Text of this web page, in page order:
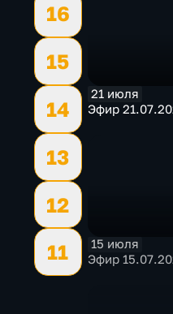
16
15
14
13
12
11
21 июля
Эфир
15 июля
Эфир